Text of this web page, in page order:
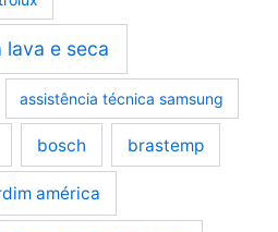
lava e seca
assistência técnica samsung
bosch brastemp
américa